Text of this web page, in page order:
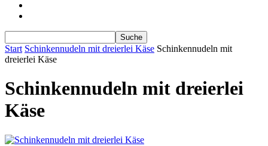
Start Schinkennudeln mit dreierlei Käse Schinkennudeln mit
dreierlei Käse
Schinkennudeln mit dreierlei
Käse